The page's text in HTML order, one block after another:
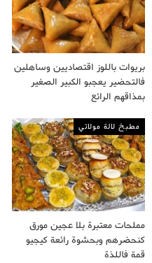
بريوات باللوز اقتصاديين وساهلين
فالتحضير يعجبو الكبير الصغير
بمذاقهم الرائع
مطبخ لالة مولاتي
مملحات معتبرة بلا عجين مورق
كنحضرهم وبحشوة رائعة كيجيو
قمة فاللذة